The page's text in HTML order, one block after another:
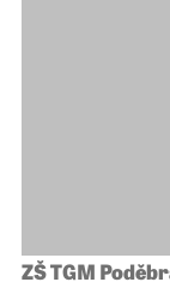
ZŠ TGM